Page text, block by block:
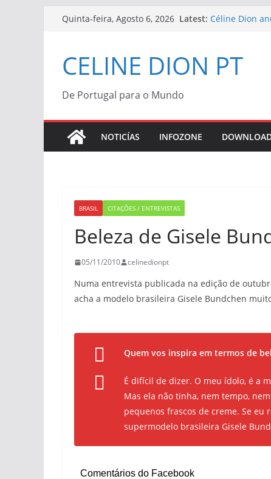
Quinta-feira, Agosto 6, 2026 Latest: Céline Dion
“Bonjour,
Céline Dion |
CELINE DION PT
De Portugal para o Mundo
NOTICÍAS INFOZONE
BRASIL CITAÇÕES / ENTREVISTAS
Beleza de Gisele
05/11/2010 celinedionpt
Numa entrevista publicada na edição de
acha a modelo brasileira Gisele Bundchen
Quem vos inspira em termos de
É difícil de dizer. O meu ídolo, é a
Mas ela não tinha, nem tempo,
pequenos frascos de creme. Se
supermodelo brasileira Gisele
Comentários do Facebook